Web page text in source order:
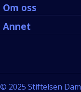
Om oss
Annet
© 2025 Stiftelsen Dam